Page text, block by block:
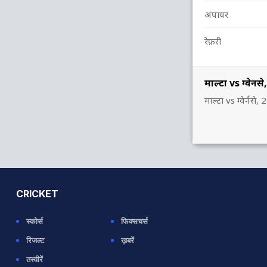
माल्टा vs
माल्टा vs
अंपायर
रेफ़री
CRICKET
स्कोर्स
फिक्सचर्स
रिजल्ट
ख़बरें
तस्वीरें